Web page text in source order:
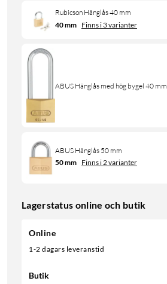
Rubicson Hänglås 40 mm
40 mm Finns i 3 varianter
ABUS Hänglås med hög bygel 40 mm
ABUS Hänglås 50 mm
50 mm Finns i 2 varianter
Lagerstatus online och butik
Online
1-2 dagars leveranstid
Butik